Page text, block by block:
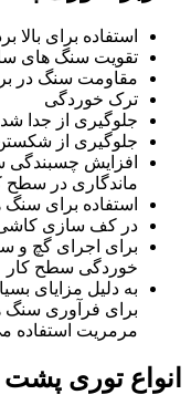
استفاده برای
تقویت سنگ های
مقاومت سنگ در
ترک خوردگی
جلوگیری از جدا
جلوگیری از
افزایش
ماندگاری در سطح
استفاده برای
در کف سازی
برای اجرای گچ و
خوردگی سطح کار
به دلیل مزایای
برای فرآوری
مرمریت استفاده
انواع توری‌